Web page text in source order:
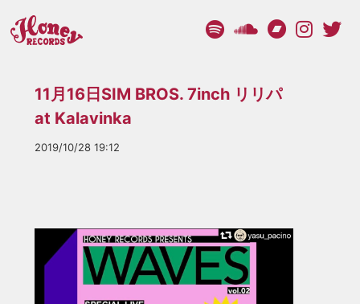
11月16日SIM BROS. 7inch リリパ
at Kalavinka
2019/10/28 19:12